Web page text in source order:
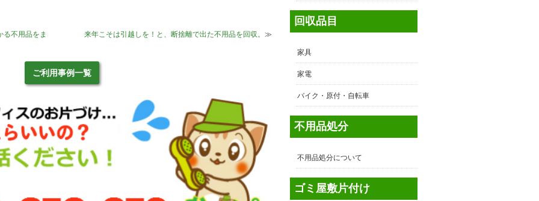
る不用品をま 来年こそは引越しを！と、断捨離で出た不用品を回収。 ≫
ご利用事例一覧
回収品目
家具
家電
バイク・原付・自転車
不用品処分
不用品処分について
ゴミ屋敷片付け